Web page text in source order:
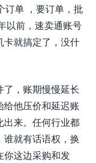
订单 ，要订单，批
以前，速卖通账号
卡就搞定了，没什
，账期慢慢延长
他压价和延迟账
出来。任何行业都
就有话语权，换
你这边采购和发